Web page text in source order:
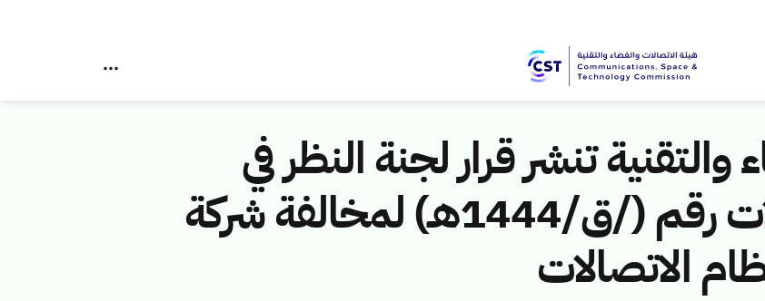
تنشر قرار لجنة النظر في
مخالفات نظام الاتصالات رقم (/ق/1444هـ) لمخالفة شركة
الاتصالات